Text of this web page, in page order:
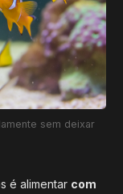
sem deixar
é alimentar com